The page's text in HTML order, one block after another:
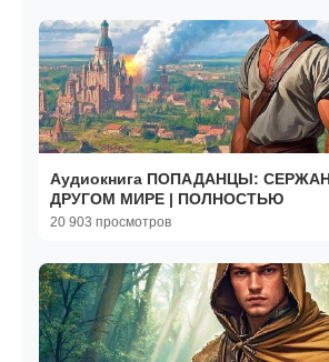
Аудиокнига ПОПАДАНЦЫ:
ДРУГОМ МИРЕ | ПОЛНОСТЬЮ
20 903 просмотров